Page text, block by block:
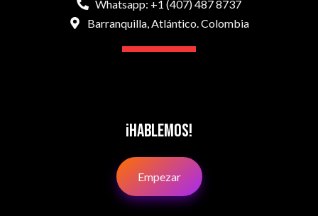
Whatsapp: +1 (407) 487 8737
Barranquilla, Atlántico. Colombia
¡Hablemos!
Empezar